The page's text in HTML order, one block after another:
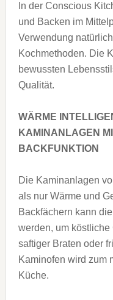
In der Conscious
und Backen im
Verwendung
Kochmethoden. Die
bewussten
Qualität.
WÄRME
KAMINANLAGEN
BACKFUNKTION
Die Kaminanlagen
als nur Wärme und
Backfächern kann
werden, um
saftiger Braten oder
Kaminofen wird zum
Küche.